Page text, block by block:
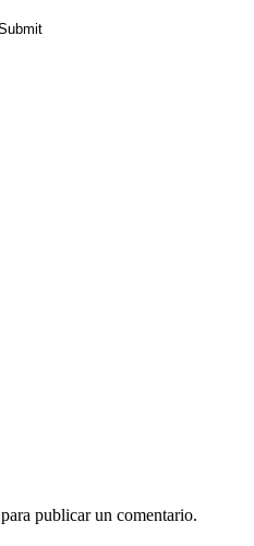
para publicar un comentario.